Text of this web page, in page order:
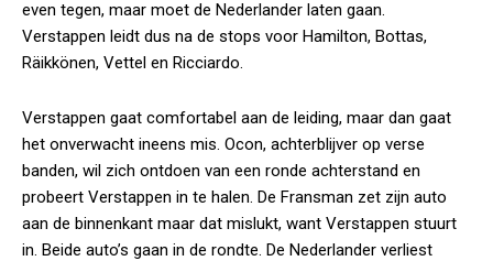
even tegen, maar moet de Nederlander laten gaan.
Verstappen leidt dus na de stops voor Hamilton, Bottas,
Räikkönen, Vettel en Ricciardo.
Verstappen gaat comfortabel aan de leiding, maar dan gaat
het onverwacht ineens mis. Ocon, achterblijver op verse
banden, wil zich ontdoen van een ronde achterstand en
probeert Verstappen in te halen. De Fransman zet zijn auto
aan de binnenkant maar dat mislukt, want Verstappen stuurt
in. Beide auto’s gaan in de rondte. De Nederlander verliest